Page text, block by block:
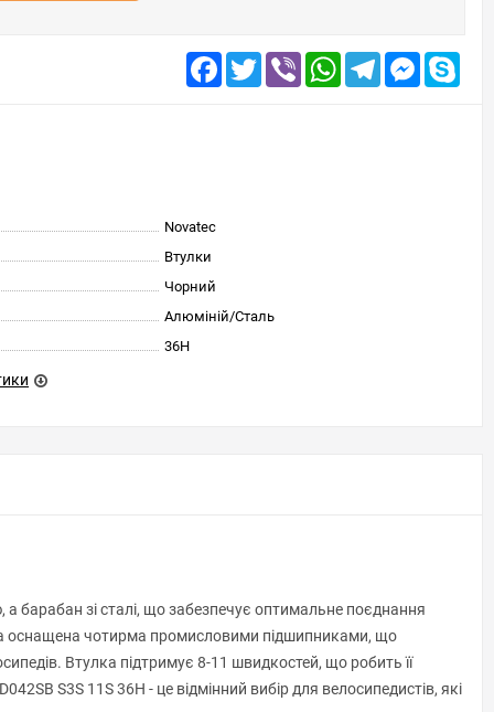
Facebook
TwitterViber WhatsAppTelegram
Novatec
Втулки
Чорний
Алюміній/Сталь
36H
а барабан зі сталі, що забезпечує оптимальне поєднання
оснащена чотирма промисловими підшипниками, що
Втулка підтримує 8-11 швидкостей, що робить її
S3S 11S 36H - це відмінний вибір для велосипедистів, які